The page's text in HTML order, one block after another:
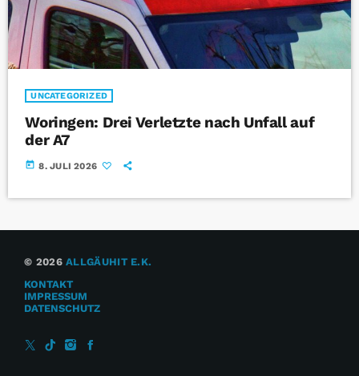
UNCATEGORIZED
Woringen: Drei Verletzte nach Unfall auf
der A7
today 8. JULI 2026
© 2026ALLGÄUHIT E.K.
KONTAKT
IMPRESSUM
DATENSCHUTZ